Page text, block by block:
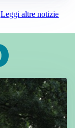
Leggi altre notizie